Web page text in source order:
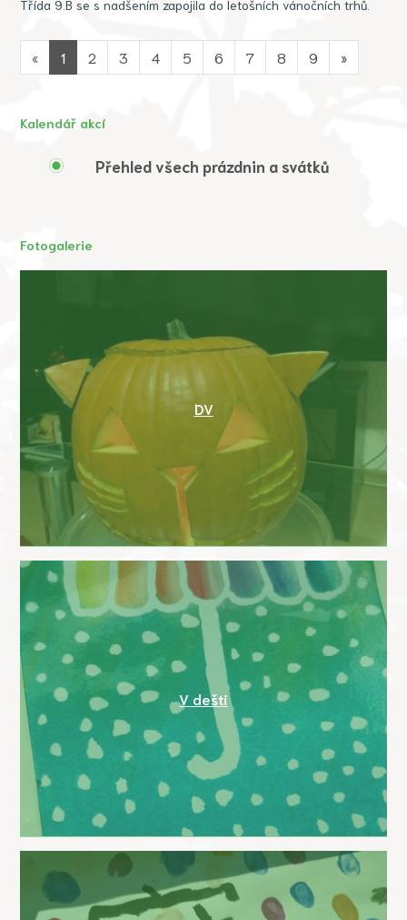
Třída 9.B se s nadšením zapojila do letošních vánočních trhů.
« 1 2 3 4 5 6 7 8 9 »
Kalendář akcí
Přehled všech prázdnin a svátků
Fotogalerie
DV
V dešti